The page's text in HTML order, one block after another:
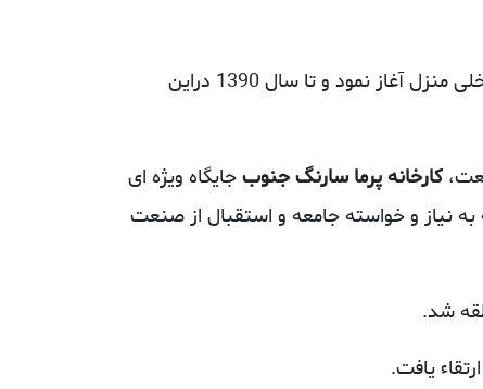
فعالیت صنعتی خود را از سال 1380 در زمینه تولید کابینت آشپزخانه و دکوراسیون داخلی منزل آغاز نمود و تا سال 1390 دراین
کارخانه پرما سارنگ جنوبجایگاه ویژه ای
نیاز و خواسته جامعه و استقبال از صنعت
ارتقاء یافت.